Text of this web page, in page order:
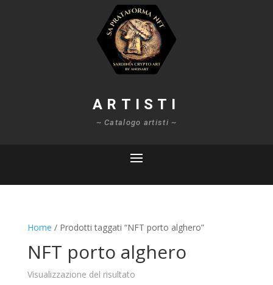
ARTISTI
~ Catalogo artisti ~
Home / Prodotti taggati “NFT porto alghero”
NFT porto alghero
Visualizzazione del risultato